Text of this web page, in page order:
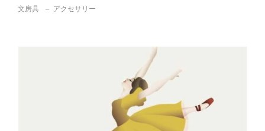
文房具 アクセサリー